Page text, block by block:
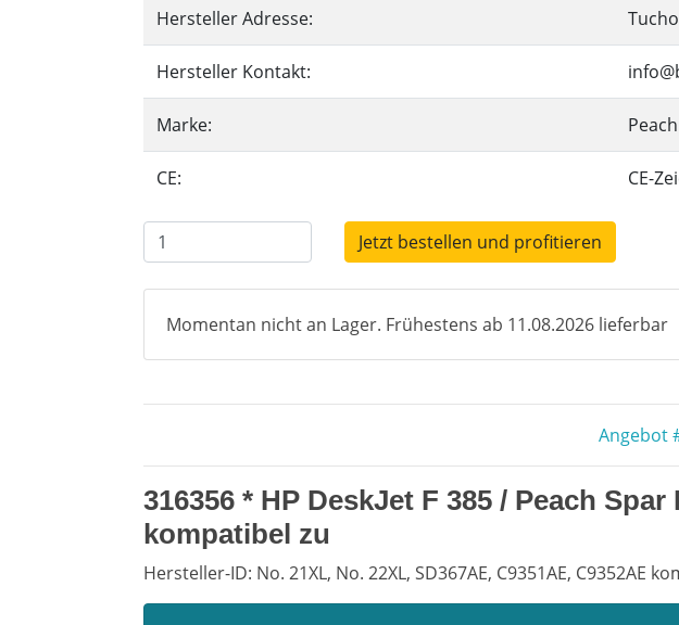
Hersteller Adresse:
Hersteller Kontakt:
Marke: Peach
CE: CE-
Jetzt bestellen und profitieren
Momentan nicht an Lager. Frühestens ab 11.08.2026 lieferbar
Angebot
316356 * HP DeskJet F 385 / Peach
kompatibel zu
Hersteller-ID: No. 21XL, No. 22XL, SD367AE, C9351AE, C9352AE